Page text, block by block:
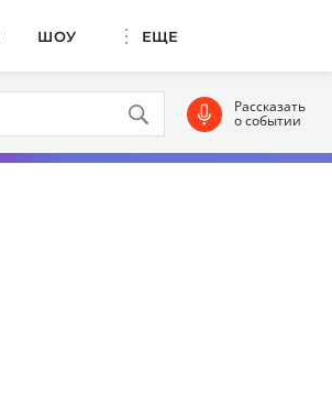
ШОУ ЕЩЕ
Рассказать
о событии